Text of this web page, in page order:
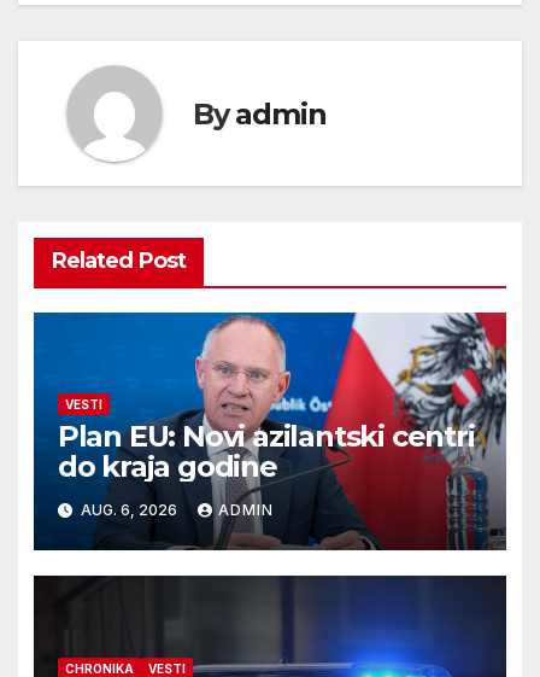
Byadmin
Related Post
VESTI
Plan EU: Novi azilantski centri
do kraja godine
AUG. 6, 2026 ADMIN
CHRONIKA VESTI